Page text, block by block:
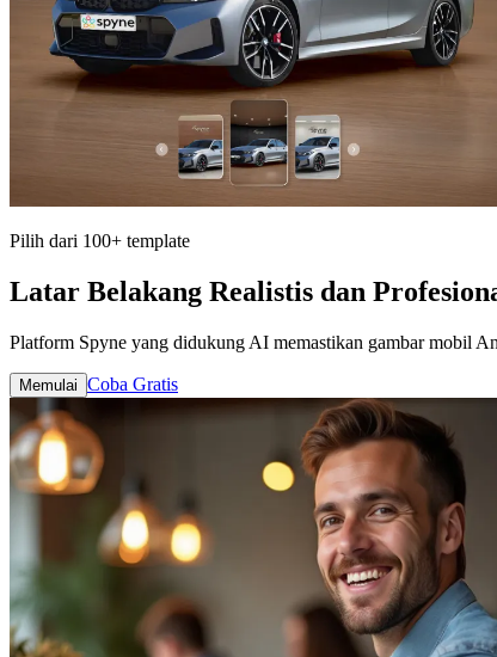
Pilih dari 100+ template
Latar Belakang Realistis dan
Platform Spyne yang didukung AI memastikan gambar mobil
Memulai Coba Gratis